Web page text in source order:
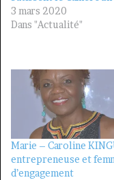
3 mars 2020
Dans "Actualité"
Marie – Caroline
entrepreneuse et
d’engagement